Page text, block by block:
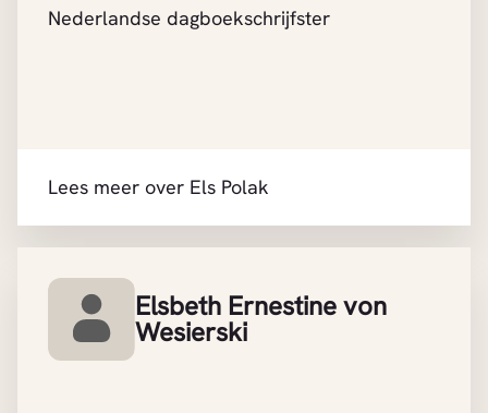
Nederlandse dagboekschrijfster
Lees meer over Els Polak
Elsbeth Ernestine von
Wesierski